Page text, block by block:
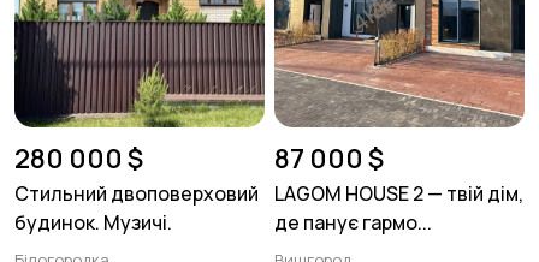
280 000 $
Стильний двоповерховий
будинок. Музичі.
87 000 $
LAGOM HOUSE 2 — твій дім,
де панує гармо...